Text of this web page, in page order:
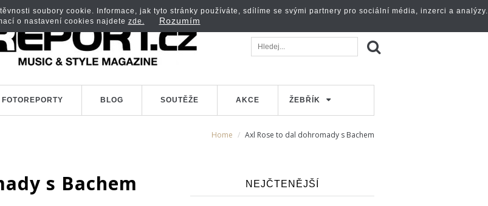
FOTOREPORTY BLOG SOUTĚŽE AKCE ŽEBŘÍK
Home Axl Rose to dal dohromady s Bachem
s Bachem NEJČTENĚJŠÍ
soubory cookie. Informace, jak tyto stránky používáte, sdílíme se svými partnery pro sociální média, inzerci a analýzy.
o nastavení cookies najdete zde. Rozumím